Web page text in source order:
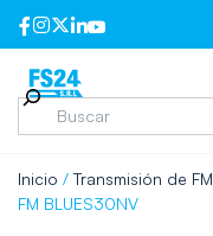
Inicio / Transmisión de FM
FM BLUES30NV